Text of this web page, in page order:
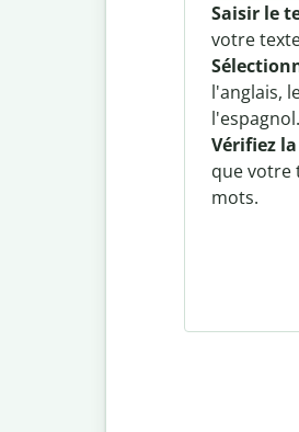
Saisir le
votre
l'anglais,
l'espagnol.
Vérifiez
que votre
mots.